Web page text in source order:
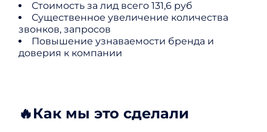
Стоимость за лид всего 131,6 руб
Существенное увеличение количества
звонков, запросов
Повышение узнаваемости бренда и
доверия к компании
🔥Как мы это сделали